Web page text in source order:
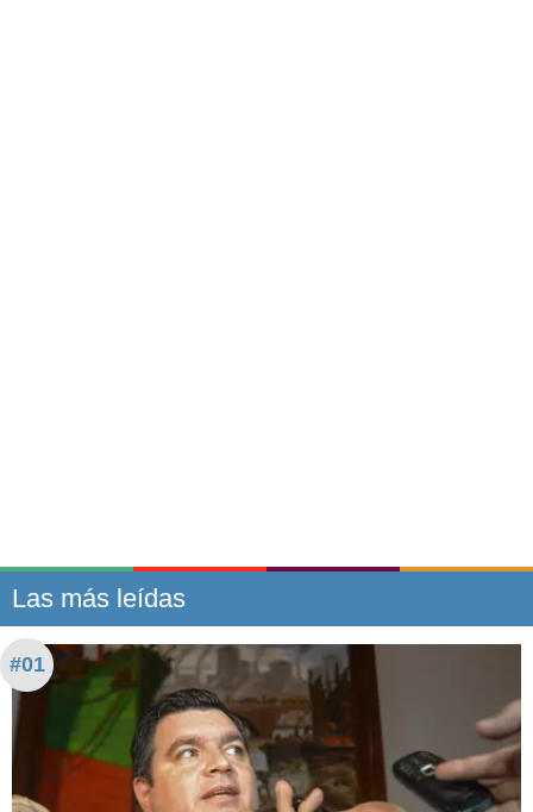
Las más leídas
#01